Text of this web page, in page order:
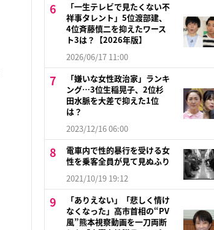
「一生テレビで見たくない不
祥事タレント」5位渡部建、
4位斉藤慎二を抑えたワース
ト3は？【2026年版】
2026/06/17 11:00
「嫌いな女性政治家」ランキ
ング…3位生稲晃子、2位杉
田水脈を大差で抑えた1位
は？
2023/12/16 06:00
電車内で性的暴行を受ける女
性を乗客全員が見て見ぬふり
2021/10/19 19:12
「ありえない」「悲しく情け
なくなった」高市首相の“PV
風”熊本視察動画を一刀両断